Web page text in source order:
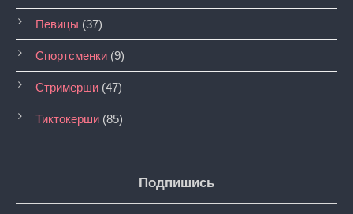
Певицы (37)
Спортсменки (9)
Стримерши (47)
Тиктокерши (85)
Подпишись